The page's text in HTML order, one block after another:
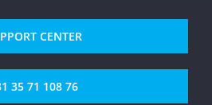
CENTER
35 71 108 76